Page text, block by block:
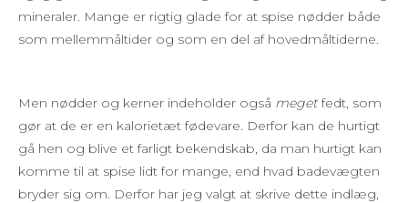
mineraler. Mange er rigtig glade for at spise nødder både
som mellemmåltider og som en del af hovedmåltiderne.
Men nødder og kerner indeholder også megetfedt, som
gør at de er en kalorietæt fødevare. Derfor kan de hurtigt
gå hen og blive et farligt bekendskab, da man hurtigt kan
komme til at spise lidt for mange, end hvad badevægten
bryder sig om. Derfor har jeg valgt at skrive dette indlæg,